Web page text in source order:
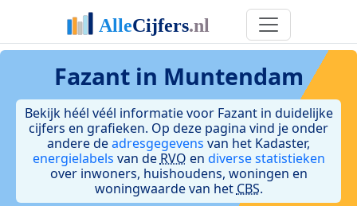
Fazant in Muntendam
Bekijk héél véél informatie voor Fazant in duidelijke
cijfers en grafieken. Op deze pagina vind je onder
andere deadresgegevens van het Kadaster,
energielabels van de RVO en diverse statistieken
over inwoners, huishoudens, woningen en
woningwaarde van het CBS.